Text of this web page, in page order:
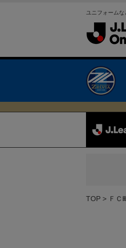
ユニフォーム
TOP ＦＣ